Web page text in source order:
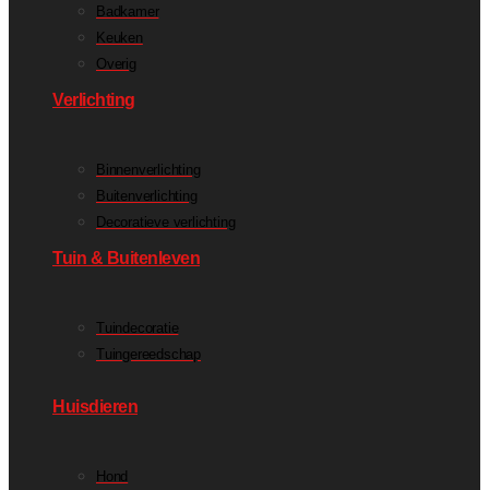
Badkamer
Keuken
Overig
Verlichting
Binnenverlichting
Buitenverlichting
Decoratieve verlichting
Tuin & Buitenleven
Tuindecoratie
Tuingereedschap
Huisdieren
Hond